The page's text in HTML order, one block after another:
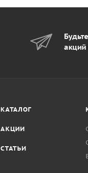
акций
КАТАЛОГ
АКЦИИ
СТАТЬИ